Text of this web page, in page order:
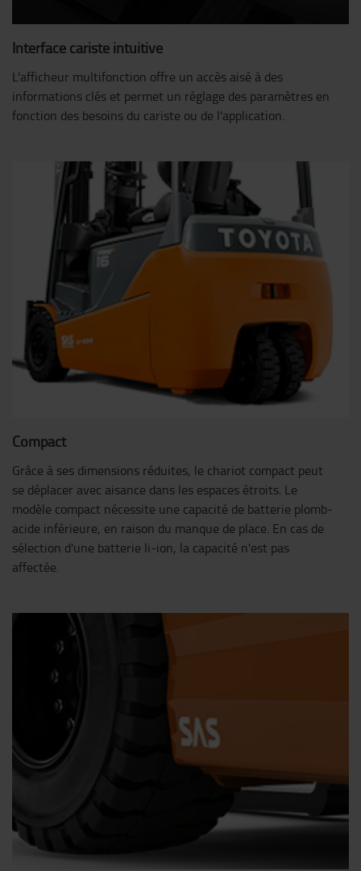
Interface cariste intuitive
L'afficheur multifonction offre un accès aisé à des
informations clés et permet un réglage des paramètres en
fonction des besoins du cariste ou de l'application.
Compact
Grâce à ses dimensions réduites, le chariot compact peut
se déplacer avec aisance dans les espaces étroits. Le
modèle compact nécessite une capacité de batterie plomb-
acide inférieure, en raison du manque de place. En cas de
sélection d'une batterie li-ion, la capacité n'est pas
affectée.